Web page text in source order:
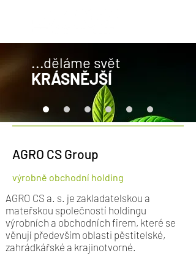
...děláme svět
KRÁSNĚJŠÍ
AGRO CS Group
výrobně obchodní holding
AGRO CS a. s. je zakladatelskou a
mateřskou společností holdingu
výrobních a obchodních firem, které se
věnují především oblasti pěstitelské,
zahrádkářské a krajinotvorné.